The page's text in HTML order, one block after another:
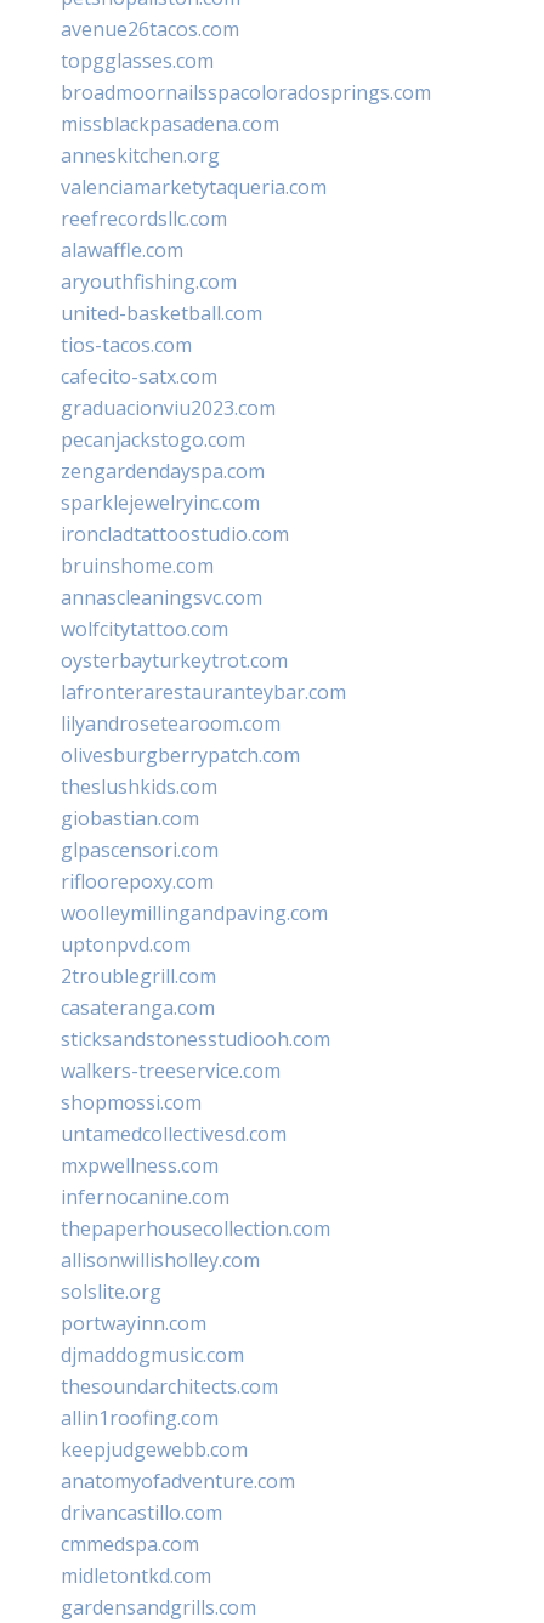
avenue26tacos.com
topgglasses.com
broadmoornailsspacoloradosprings.com
missblackpasadena.com
anneskitchen.org
valenciamarketytaqueria.com
reefrecordsllc.com
alawaffle.com
aryouthfishing.com
united-basketball.com
tios-tacos.com
cafecito-satx.com
graduacionviu2023.com
pecanjackstogo.com
zengardendayspa.com
sparklejewelryinc.com
ironcladtattoostudio.com
bruinshome.com
annascleaningsvc.com
wolfcitytattoo.com
oysterbayturkeytrot.com
lafronterarestauranteybar.com
lilyandrosetearoom.com
olivesburgberrypatch.com
theslushkids.com
giobastian.com
glpascensori.com
rifloorepoxy.com
woolleymillingandpaving.com
uptonpvd.com
2troublegrill.com
casateranga.com
sticksandstonesstudiooh.com
walkers-treeservice.com
shopmossi.com
untamedcollectivesd.com
mxpwellness.com
infernocanine.com
thepaperhousecollection.com
allisonwillisholley.com
solslite.org
portwayinn.com
djmaddogmusic.com
thesoundarchitects.com
allin1roofing.com
keepjudgewebb.com
anatomyofadventure.com
drivancastillo.com
cmmedspa.com
midletontkd.com
gardensandgrills.com